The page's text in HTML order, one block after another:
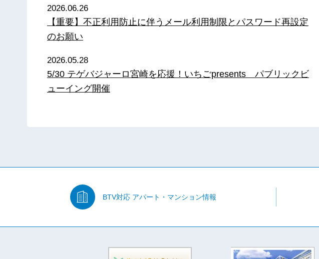
2026.06.26
【重要】不正利用防止に伴うメール利用制限とパスワード再設定
のお願い
2026.05.28
5/30 テゲバジャーロ宮崎を応援！いちごpresents パブリックビ
ューイング開催
BTV対応 アパート・マンション情報